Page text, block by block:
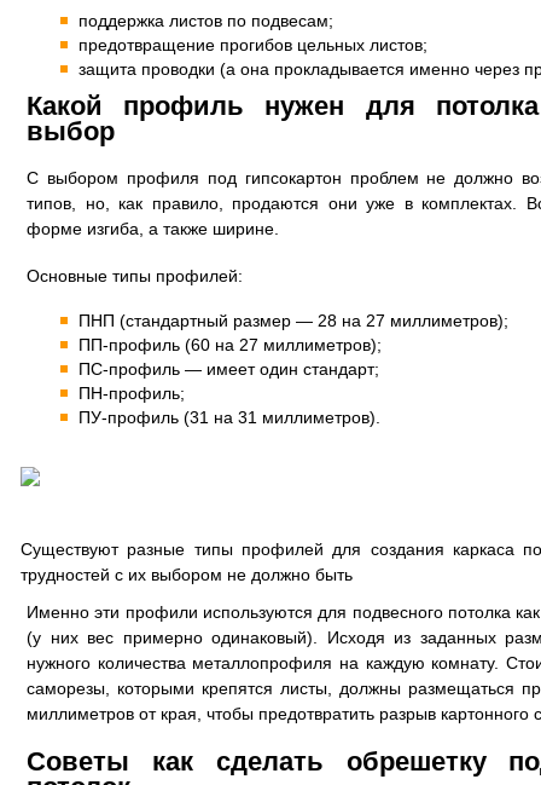
поддержка листов по подвесам;
предотвращение прогибов цельных листов;
защита проводки (а она прокладывается именно через
Какой профиль нужен для потолка
выбор
С выбором профиля под гипсокартон проблем не должно
типов, но, как правило, продаются они уже в комплектах.
форме изгиба, а также ширине.
Основные типы профилей:
ПНП (стандартный размер — 28 на 27 миллиметров);
ПП-профиль (60 на 27 миллиметров);
ПС-профиль — имеет один стандарт;
ПН-профиль;
ПУ-профиль (31 на 31 миллиметров).
Существуют разные типы профилей для создания каркаса
трудностей с их выбором не должно быть
Именно эти профили используются для подвесного потолка как
(у них вес примерно одинаковый). Исходя из заданных
нужного количества металлопрофиля на каждую комнату.
саморезы, которыми крепятся листы, должны размещаться
миллиметров от края, чтобы предотвратить разрыв картонного
Советы как сделать обрешетку